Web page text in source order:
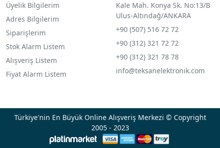
Üyelik Bilgilerim
Adres Bilgilerim
Siparişlerim
Stok Alarm Listem
Alışveriş Listem
Fiyat Alarm Listem
Kale Mah. Konya Sk. No:13/B
Ulus-Altındağ/ANKARA
+90 (507) 516 72 72
+90 (312) 321 72 72
+90 (312) 321 78 78
info@teksanelektronik.com
Türkiye'nin En Büyük Online Alışveriş Merkezi © Copyright
2005 - 2023